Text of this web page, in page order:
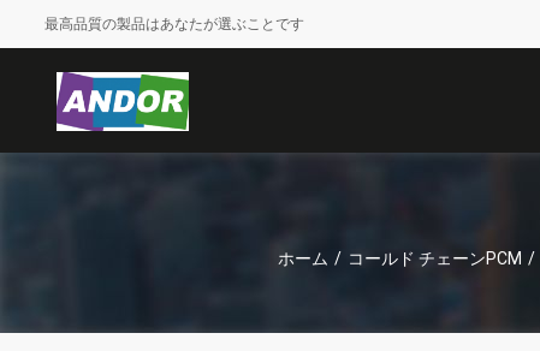
最高品質の製品はあなたが選ぶことです
ホーム / コールド チェーンPCM /